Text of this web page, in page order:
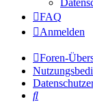
FAQ
Anmelden
Foren-
Suche